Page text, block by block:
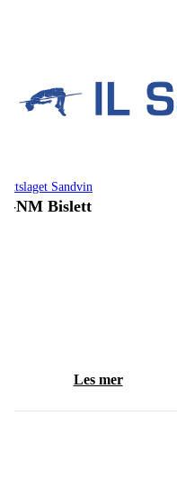
Sandvin
NM Bislett
Les mer